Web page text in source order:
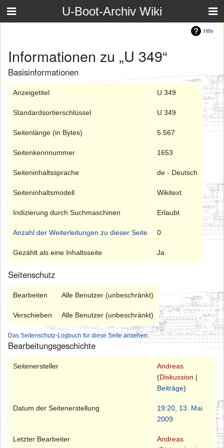
U-Boot-Archiv Wiki
Hilfe
Informationen zu „U 349“
Basisinformationen
Anzeigetitel U 349
Standardsortierschlüssel U 349
Seitenlänge (in Bytes) 5.567
Seitenkennnummer 1653
Seiteninhaltssprache de - Deutsch
Seiteninhaltsmodell Wikitext
Indizierung durch Suchmaschinen Erlaubt
Anzahl der Weiterleitungen zu dieser Seite 0
Gezählt als eine Inhaltsseite Ja
Seitenschutz
Bearbeiten Alle Benutzer (unbeschränkt)
Verschieben Alle Benutzer (unbeschränkt)
Das Seitenschutz-Logbuch für diese Seite ansehen.
Bearbeitungsgeschichte
Seitenersteller
Andreas
(Diskussion |
Beiträge)
Datum der Seitenerstellung
19:20, 13. Mai
2009
Letzter Bearbeiter
Andreas